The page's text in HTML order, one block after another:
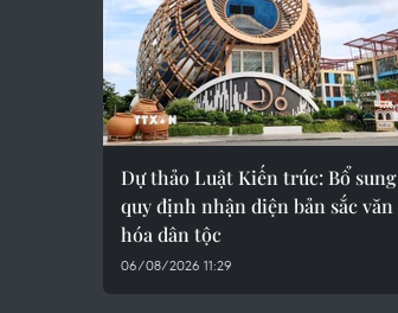
Dự thảo Luật Kiến trúc: Bổ sung
quy định nhận diện bản sắc văn
hóa dân tộc
06/08/2026 11:29